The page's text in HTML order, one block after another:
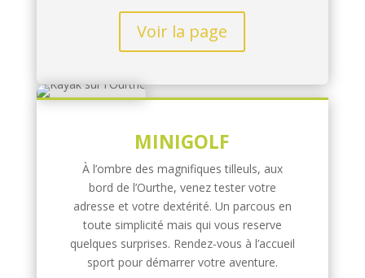
Voir la page
MINIGOLF
À l’ombre des magnifiques tilleuls, aux
bord de l’Ourthe, venez tester votre
adresse et votre dextérité. Un parcous en
toute simplicité mais qui vous reserve
quelques surprises. Rendez-vous à l’accueil
sport pour démarrer votre aventure.